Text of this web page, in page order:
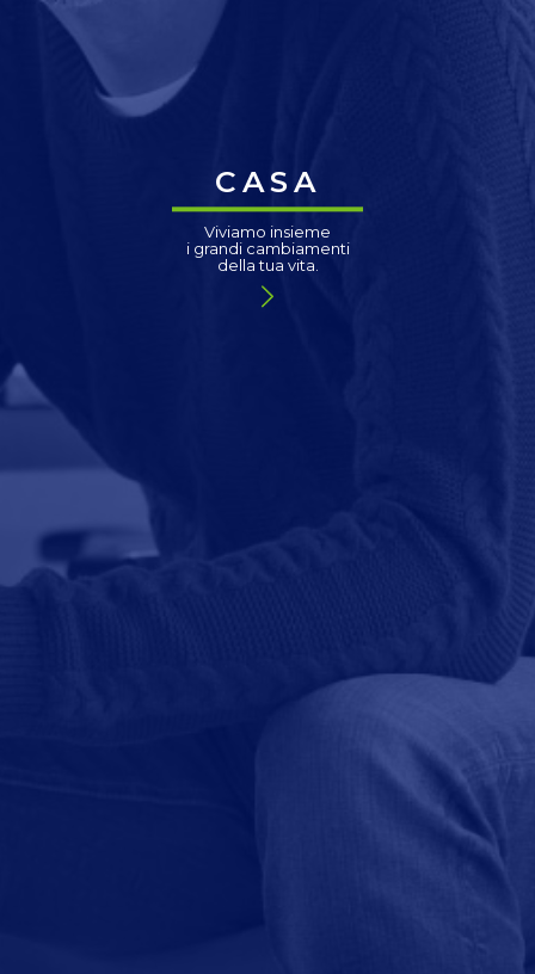
CASA
Viviamo insieme
i grandi cambiamenti
della tua vita.